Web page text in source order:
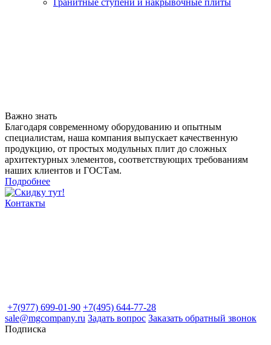
Гранитные ступени и накрывочные плиты
Важно знать
Благодаря современному оборудованию и опытным
специалистам, наша компания выпускает качественную
продукцию, от простых модульных плит до сложных
архитектурных элементов, соответствующих требованиям
наших клиентов и ГОСТам.
Подробнее
Контакты
+7(977) 699-01-90 +7(495) 644-77-28
sale@mgcompany.ru Задать вопрос Заказать обратный звонок
Подписка